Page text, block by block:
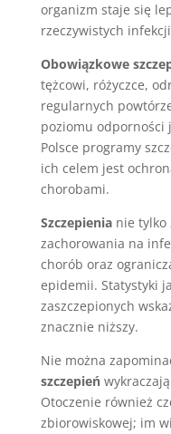
organizm staje się
rzeczywistych
Obowiązkowe
tężcowi, różyczce,
regularnych
poziomu odporności
Polsce programy
ich celem jest
chorobami.
Szczepienianie tylko
zachorowania na
chorób oraz
epidemii. Statystyki
zaszczepionych
znacznie niższy.
Nie można
szczepień
Otoczenie również
zbiorowiskowej; im